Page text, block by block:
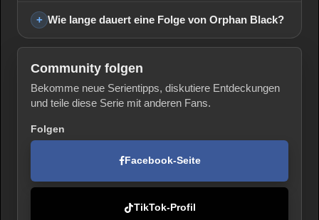
Wie lange dauert eine Folge von Orphan Black?
Community folgen
Bekomme neue Serientipps, diskutiere Entdeckungen
und teile diese Serie mit anderen Fans.
Folgen
Facebook-Seite
TikTok-Profil